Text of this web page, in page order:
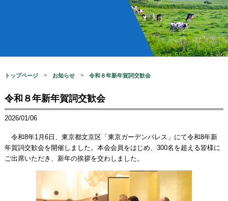
トップページ お知らせ 令和８年新年賀詞交歓会
令和８年新年賀詞交歓会
2026/01/06
令和8年1月6日、東京都文京区「東京ガーデンパレス」にて令和8年新
年賀詞交歓会を開催しました。本会会員をはじめ、300名を超える皆様に
ご出席いただき、新年の挨拶を交わしました。